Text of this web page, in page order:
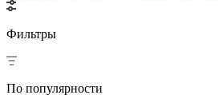
Фильтры
По популярности